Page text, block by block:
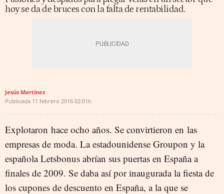
hoy se da de bruces con la falta de rentabilidad.
Jesús Martínez
Publicada 11 febrero 2016 02:01h
Explotaron hace ocho años. Se convirtieron en las
empresas de moda. La estadounidense Groupon y la
española Letsbonus abrían sus puertas en España a
finales de 2009. Se daba así por inaugurada la fiesta de
los cupones de descuento en España, a la que se